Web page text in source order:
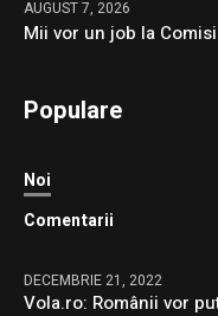
AUGUST 7, 2026
Mii vor un job la
Populare
Noi
Comentarii
DECEMBRIE 21, 2022
Vola.ro: Românii vor